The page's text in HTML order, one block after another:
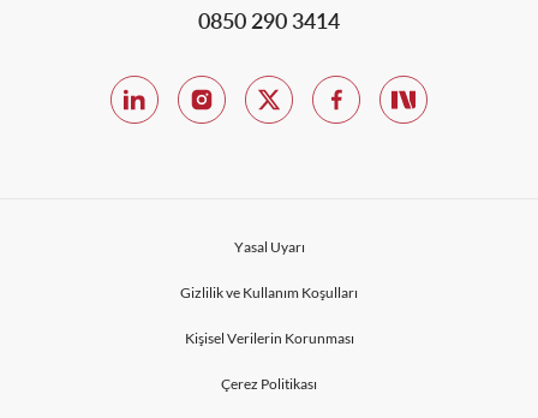
0850 290 3414
Yasal Uyarı
Gizlilik ve Kullanım Koşulları
Kişisel Verilerin Korunması
Çerez Politikası